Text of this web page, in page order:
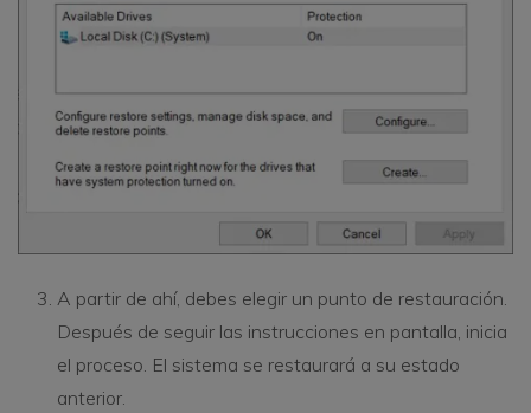
A partir de ahí, debes elegir un punto de restauración.
Después de seguir las instrucciones en pantalla, inicia
el proceso. El sistema se restaurará a su estado
anterior.